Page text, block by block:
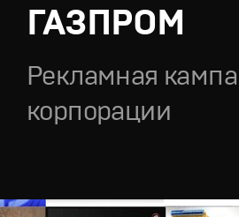
ГАЗПРОМ
Рекламная
корпорации